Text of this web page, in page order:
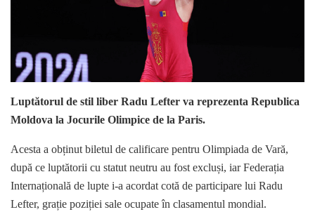
Luptătorul de stil liber Radu Lefter va reprezenta Republica
Moldova la Jocurile Olimpice de la Paris.
Acesta a obținut biletul de calificare pentru Olimpiada de Vară,
după ce luptătorii cu statut neutru au fost excluși, iar Federația
Internațională de lupte i-a acordat cotă de participare lui Radu
Lefter, grație poziției sale ocupate în clasamentul mondial.